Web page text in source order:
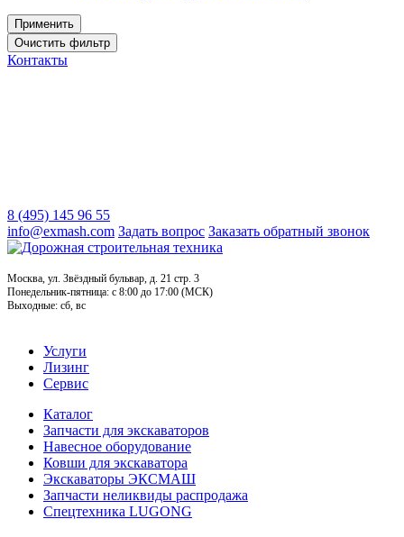
Контакты
8 (495) 145 96 55
info@exmash.com Задать вопрос Заказать обратный звонок
Москва, ул. Звёздный бульвар, д. 21 стр. 3
Понедельник-пятница: c 8:00 до 17:00 (МСК)
Выходные: сб, вс
Услуги
Лизинг
Сервис
Каталог
Запчасти для экскаваторов
Навесное оборудование
Ковши для экскаватора
Экскаваторы ЭКСМАШ
Запчасти неликвиды распродажа
Спецтехника LUGONG